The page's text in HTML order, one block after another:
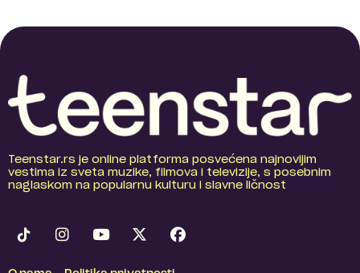
Teenstar.rs je online platforma posvećena najnovijim
vestima iz sveta muzike, filmova i televizije, s posebnim
naglaskom na popularnu kulturu i slavne ličnost